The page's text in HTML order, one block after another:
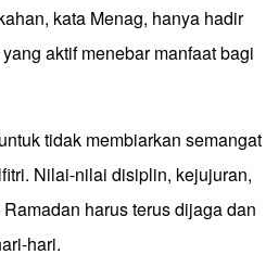
kata Menag, hanya hadir
aktif menebar manfaat bagi
tidak membiarkan semangat
Nilai-nilai disiplin, kejujuran,
harus terus dijaga dan
hari.